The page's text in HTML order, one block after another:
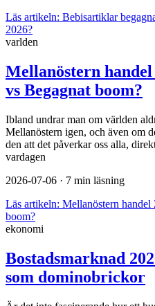
Läs artikeln: Bebisartiklar
2026?
varlden
Mellanöstern
vs Begagnat boom?
Ibland undrar man om världen
Mellanöstern igen, och även om
den att det påverkar oss alla,
vardagen
2026-07-06 · 7 min läsning
Läs artikeln: Mellanöstern handel
boom?
ekonomi
Bostadsmarknad
som dominobrickor